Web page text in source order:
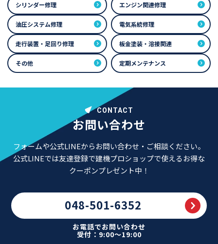
シリンダー修理 エンジン関連修理
油圧システム修理 電気系統修理
走行装置・足回り修理 板金塗装・溶接関連
その他 定期メンテナンス
CONTACT
お問い合わせ
フォームや公式LINEからお問い合わせ・ご相談ください。
公式LINEでは友達登録で建機プロショップで使えるお得な
クーポンプレゼント中！
048-501-6352
お電話でお問い合わせ
受付：9:00～19:00